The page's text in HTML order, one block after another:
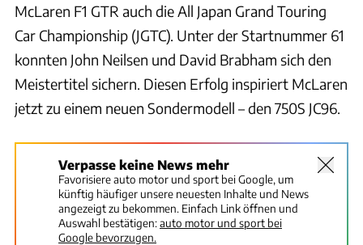
McLaren F1 GTR auch die All Japan Grand Touring
Car Championship (JGTC). Unter der Startnummer 61
konnten John Neilsen und David Brabham sich den
Meistertitel sichern. Diesen Erfolg inspiriert McLaren
jetzt zu einem neuen Sondermodell – den 750S JC96.
Verpasse keine News mehr
Favorisiere auto motor und sport bei Google, um
künftig häufiger unsere neuesten Inhalte und News
angezeigt zu bekommen. Einfach Link öffnen und
Auswahl bestätigen:auto motor und sport bei
Google bevorzugen.